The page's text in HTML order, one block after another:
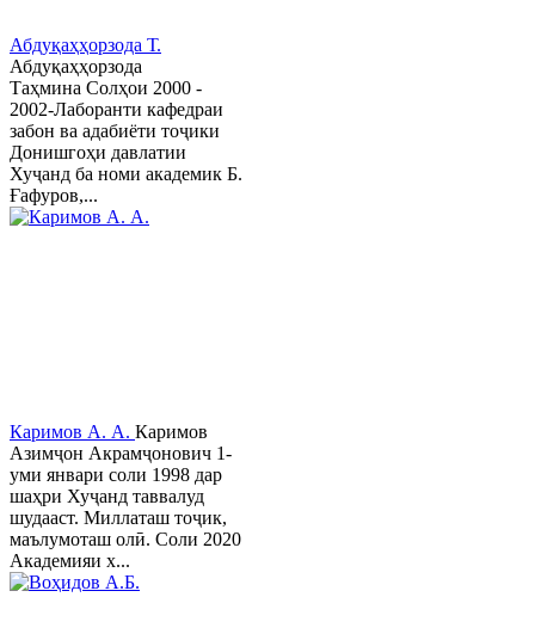
Абдуқаҳҳорзода Т.
Абдуқаҳҳорзода
Таҳмина Солҳои 2000 -
2002-Лаборанти кафедраи
забон ва адабиёти тоҷики
Донишгоҳи давлатии
Хуҷанд ба номи академик Б.
Ғафуров,...
Каримов А. А. Каримов
Азимҷон Акрамҷонович 1-
уми январи соли 1998 дар
шаҳри Хуҷанд таввалуд
шудааст. Миллаташ тоҷик,
маълумоташ олӣ. Соли 2020
Академияи х...